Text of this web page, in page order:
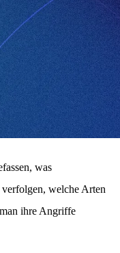
was
welche Arten
ihre Angriffe